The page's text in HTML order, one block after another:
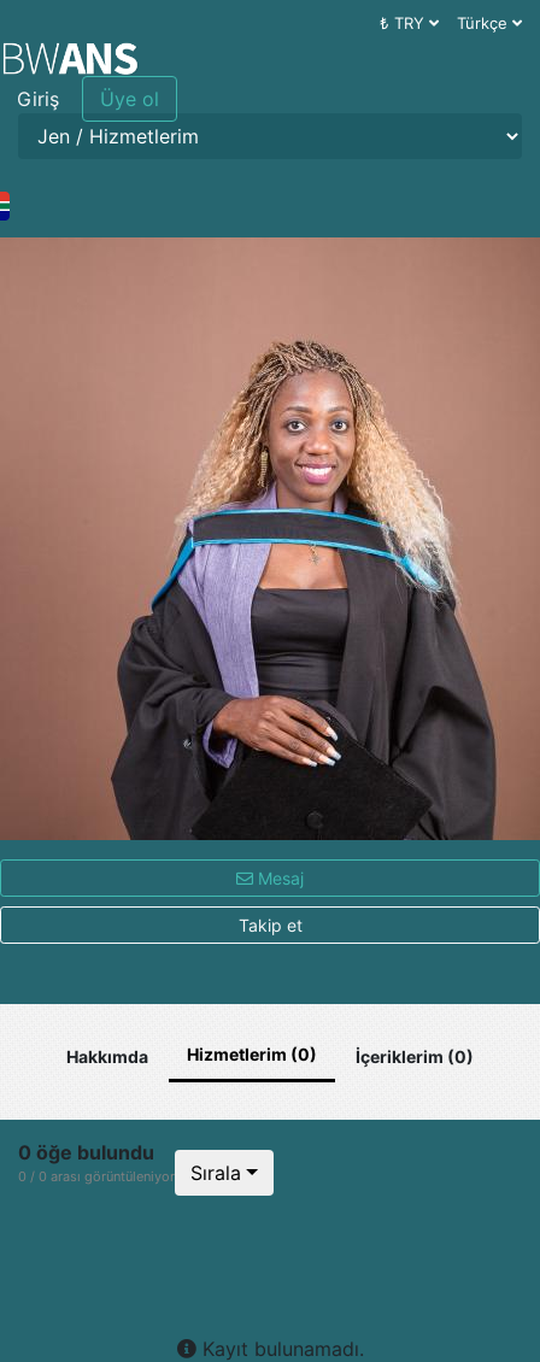
₺ TRY Türkçe
Giriş Üye ol
Mesaj
Takip et
Hakkımda Hizmetlerim (0) İçeriklerim (0)
0 öğe bulundu
0 / 0 arası görüntüleniyor Sırala
Kayıt bulunamadı.